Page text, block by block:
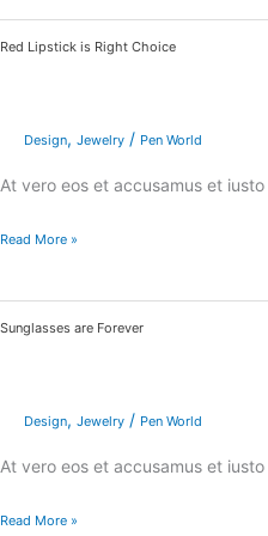
Red Lipstick is Right Choice
Design, Jewelry / Pen World
At vero eos et accusamus et
Lipstick
Choice
Read More »
Sunglasses are Forever
Design, Jewelry / Pen World
At vero eos et accusamus et
Read More »